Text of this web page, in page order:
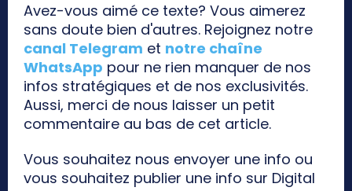
Avez-vous aimé ce texte? Vous aimerez
sans doute bien d'autres. Rejoignez notre
canal Telegram et notre chaîne
WhatsApp pour ne rien manquer de nos
infos stratégiques et de nos exclusivités.
Aussi, merci de nous laisser un petit
commentaire au bas de cet article.
Vous souhaitez nous envoyer une info ou
vous souhaitez publier une info sur Digital